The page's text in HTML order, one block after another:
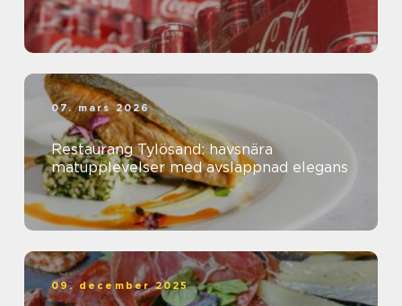
07. mars 2026
Restaurang Tylösand: havsnära
matupplevelser med avslappnad elegans
09. december 2025